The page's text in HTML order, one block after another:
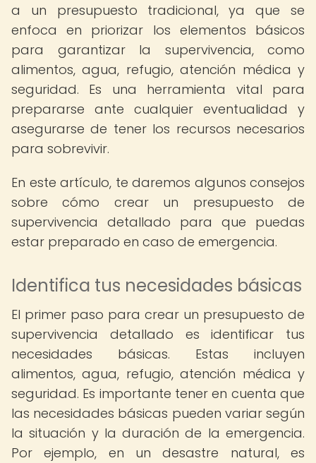
a un presupuesto tradicional, ya que se
enfoca en priorizar los elementos básicos
para garantizar la supervivencia, como
alimentos, agua, refugio, atención médica y
seguridad. Es una herramienta vital para
prepararse ante cualquier eventualidad y
asegurarse de tener los recursos necesarios
para sobrevivir.
En este artículo, te daremos algunos consejos
sobre cómo crear un presupuesto de
supervivencia detallado para que puedas
estar preparado en caso de emergencia.
Identifica tus necesidades básicas
El primer paso para crear un presupuesto de
supervivencia detallado es identificar tus
necesidades básicas. Estas incluyen
alimentos, agua, refugio, atención médica y
seguridad. Es importante tener en cuenta que
las necesidades básicas pueden variar según
la situación y la duración de la emergencia.
Por ejemplo, en un desastre natural, es